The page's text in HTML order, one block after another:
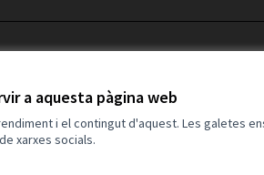
a aquesta pàgina web
i el contingut d'aquest. Les galetes
xarxes socials.